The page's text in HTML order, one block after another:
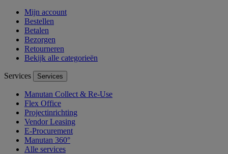
Mijn account
Bestellen
Betalen
Bezorgen
Retourneren
Bekijk alle categorieën
Services Services
Manutan Collect & Re-Use
Flex Office
Projectinrichting
Vendor Leasing
E-Procurement
Manutan 360°
Alle services